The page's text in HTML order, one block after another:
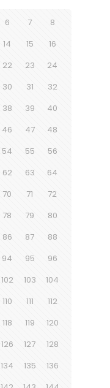
6 7
8
14 15
16
22 23
24
30 31
32
38 39
40
46 47
48
54 55
56
62 63
64
70 71
72
78 79
80
86 87
88
94 95
96
102 103
104
110 111
112
118 119
120
126 127
128
134 135
136